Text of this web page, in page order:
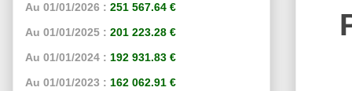
Au 01/01/2026 : 251 567.64 €
Au 01/01/2025 : 201 223.28 €
Au 01/01/2024 : 192 931.83 €
Au 01/01/2023 : 162 062.91 €